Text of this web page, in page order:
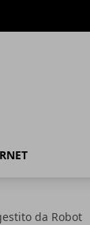
da Robot